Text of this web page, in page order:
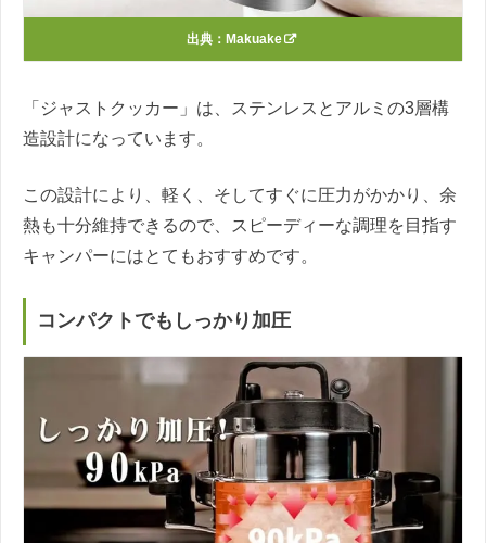
出典： Makuake
「ジャストクッカー」は、ステンレスとアルミの3層構
造設計になっています。
この設計により、軽く、そしてすぐに圧力がかかり、余
熱も十分維持できるので、スピーディーな調理を目指す
キャンパーにはとてもおすすめです。
コンパクトでもしっかり加圧